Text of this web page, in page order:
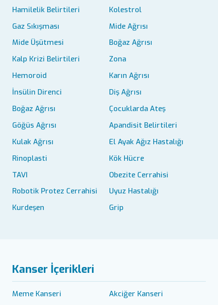
Hamilelik Belirtileri
Kolestrol
Gaz Sıkışması
Mide Ağrısı
Mide Üşütmesi
Boğaz Ağrısı
Kalp Krizi Belirtileri
Zona
Hemoroid
Karın Ağrısı
İnsülin Direnci
Diş Ağrısı
Boğaz Ağrısı
Çocuklarda Ateş
Göğüs Ağrısı
Apandisit Belirtileri
Kulak Ağrısı
El Ayak Ağız Hastalığı
Rinoplasti
Kök Hücre
TAVI
Obezite Cerrahisi
Robotik Protez Cerrahisi
Uyuz Hastalığı
Kurdeşen
Grip
Kanser İçerikleri
Meme Kanseri
Akciğer Kanseri